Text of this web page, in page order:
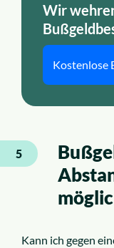
Wir
Kostenlose
5
Kann ich gegen